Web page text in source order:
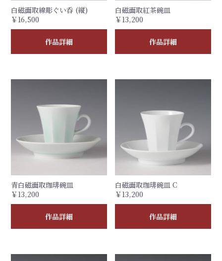
白磁面取線彫ぐい呑 (縦)
￥16,500
作品詳細
白磁面取紅茶碗皿
￥13,200
作品詳細
青白磁面取珈琲碗皿
￥13,200
作品詳細
白磁面取珈琲碗皿 C
￥13,200
作品詳細